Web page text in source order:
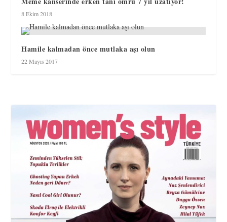
8 Ekim 2018
Hamile kalmadan önce mutlaka aşı olun
22 Mayıs 2017